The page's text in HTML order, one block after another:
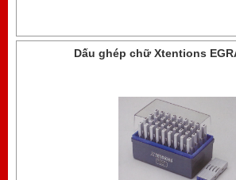
Dấu ghép chữ Xtentions